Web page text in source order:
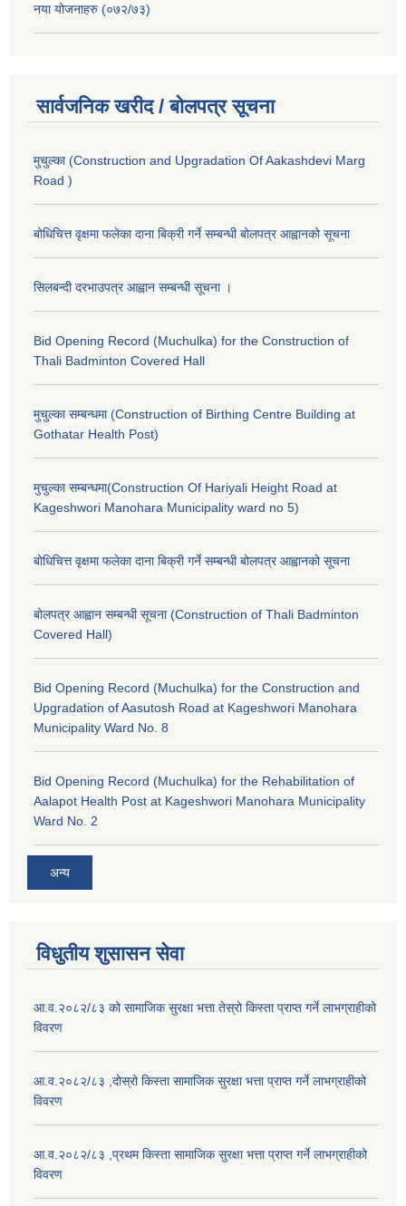
नया योजनाहरु (०७२/७३)
सार्वजनिक खरीद / बोलपत्र सूचना
मुचुल्का (Construction and Upgradation Of Aakashdevi Marg
Road )
बोधिचित्त वृक्षमा फलेका दाना बिक्री गर्ने सम्बन्धी बोलपत्र आह्वानको सूचना
सिलबन्दी दरभाउपत्र आह्वान सम्बन्धी सूचना ।
Bid Opening Record (Muchulka) for the Construction of
Thali Badminton Covered Hall
मुचुल्का सम्बन्धमा (Construction of Birthing Centre Building at
Gothatar Health Post)
मुचुल्का सम्बन्धमा(Construction Of Hariyali Height Road at
Kageshwori Manohara Municipality ward no 5)
बोधिचित्त वृक्षमा फलेका दाना बिक्री गर्ने सम्बन्धी बोलपत्र आह्वानको सूचना
बोलपत्र आह्वान सम्बन्धी सूचना (Construction of Thali Badminton
Covered Hall)
Bid Opening Record (Muchulka) for the Construction and
Upgradation of Aasutosh Road at Kageshwori Manohara
Municipality Ward No. 8
Bid Opening Record (Muchulka) for the Rehabilitation of
Aalapot Health Post at Kageshwori Manohara Municipality
Ward No. 2
अन्य
विधुतीय शुसासन सेवा
आ.व.२०८२/८३ को सामाजिक सुरक्षा भत्ता तेस्रो किस्ता प्राप्त गर्ने लाभग्राहीको
विवरण
आ.व.२०८२/८३ ,दोस्रो किस्ता सामाजिक सुरक्षा भत्ता प्राप्त गर्ने लाभग्राहीको
विवरण
आ.व.२०८२/८३ ,प्रथम किस्ता सामाजिक सुरक्षा भत्ता प्राप्त गर्ने लाभग्राहीको
विवरण